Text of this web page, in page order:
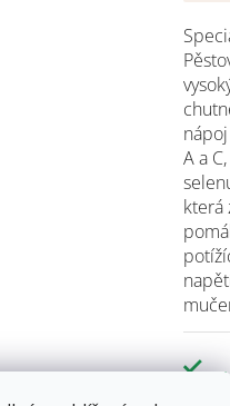
A a
která